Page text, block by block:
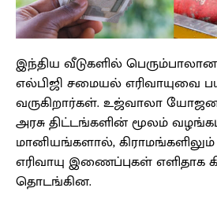
இந்திய வீடுகளில்
எல்பிஜி சமையல் எரிவாயுவை
வருகிறார்கள். உஜ்வாலா
அரசு திட்டங்களின் மூலம்
மானியங்களால்,
எரிவாயு இணைப்புகள் எளிதாக
தொடங்கின.